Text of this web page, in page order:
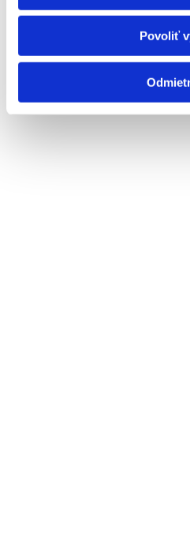
môžu príslušné informácie
údajmi, ktoré ste im poskytli
keď ste používali ich služby.
Povoliť